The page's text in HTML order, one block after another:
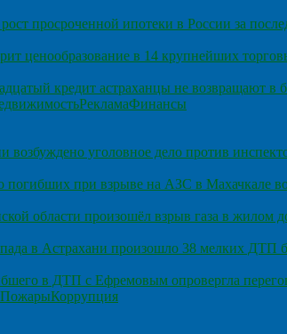
просроченной ипотеки в России за
ценообразование в 14 крупнейших
кредит астраханцы не возвращают в
РекламаФинансы
возбуждено уголовное дело против
при взрыве на АЗС в Махачкале
области произошёл взрыв газа в жилом
в Астрахани произошло 38 мелких ДТП
в ДТП с Ефремовым опровергла
ПожарыКоррупция